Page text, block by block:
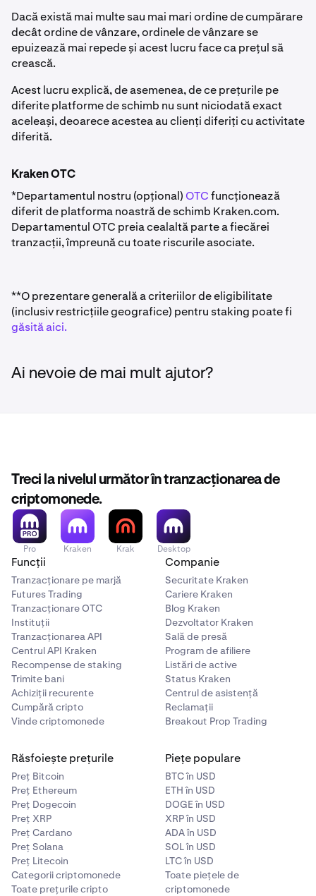
Dacă există mai multe sau mai mari ordine de cumpărare
decât ordine de vânzare, ordinele de vânzare se
epuizează mai repede și acest lucru face ca prețul să
crească.
Acest lucru explică, de asemenea, de ce prețurile pe
diferite platforme de schimb nu sunt niciodată exact
aceleași, deoarece acestea au clienți diferiți cu activitate
diferită.
Kraken OTC
*Departamentul nostru (opțional) OTCfuncționează
diferit de platforma noastră de schimb Kraken.com.
Departamentul OTC preia cealaltă parte a fiecărei
tranzacții, împreună cu toate riscurile asociate.
**O prezentare generală a criteriilor de eligibilitate
(inclusiv restricțiile geografice) pentru staking poate fi
găsită aici.
Ai nevoie de mai mult ajutor?
Treci la nivelul următor în tranzacționarea de
criptomonede.
Pro Kraken Krak Desktop
Funcții
Tranzacționare pe marjă
Futures Trading
Tranzacționare OTC
Instituții
Tranzacționarea API
Centrul API Kraken
Recompense de staking
Trimite bani
Achiziții recurente
Cumpără cripto
Vinde criptomonede
Companie
Securitate Kraken
Cariere Kraken
Blog Kraken
Dezvoltator Kraken
Sală de presă
Program de afiliere
Listări de active
Status Kraken
Centrul de asistență
Reclamații
Breakout Prop Trading
Răsfoiește prețurile
Preț Bitcoin
Preț Ethereum
Preț Dogecoin
Preț XRP
Preț Cardano
Preț Solana
Preț Litecoin
Categorii criptomonede
Toate prețurile cripto
Piețe populare
BTC în USD
ETH în USD
DOGE în USD
XRP în USD
ADA în USD
SOL în USD
LTC în USD
Toate piețele de
criptomonede